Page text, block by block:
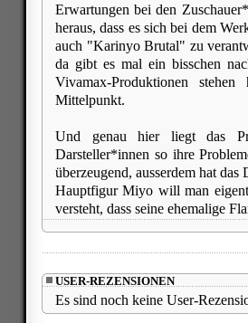
Erwartungen bei den
heraus, dass es sich bei dem
auch "Karinyo Brutal" zu
da gibt es mal ein bisschen
Vivamax-Produktionen
Mittelpunkt.
Und genau hier liegt das
Darsteller*innen so ihre
überzeugend, ausserdem hat
Hauptfigur Miyo will man
versteht, dass seine ehemalige
USER-REZENSIONEN
Es sind noch keine User-